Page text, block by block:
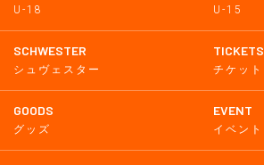
U-18 U-15
SCHWESTER
シュヴェスター
TICKETS
チケット
GOODS
グッズ
EVENT
イベント